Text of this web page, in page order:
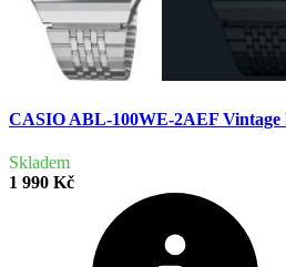
CASIO ABL-100WE-2AEF Vintage
Skladem
1 990 Kč